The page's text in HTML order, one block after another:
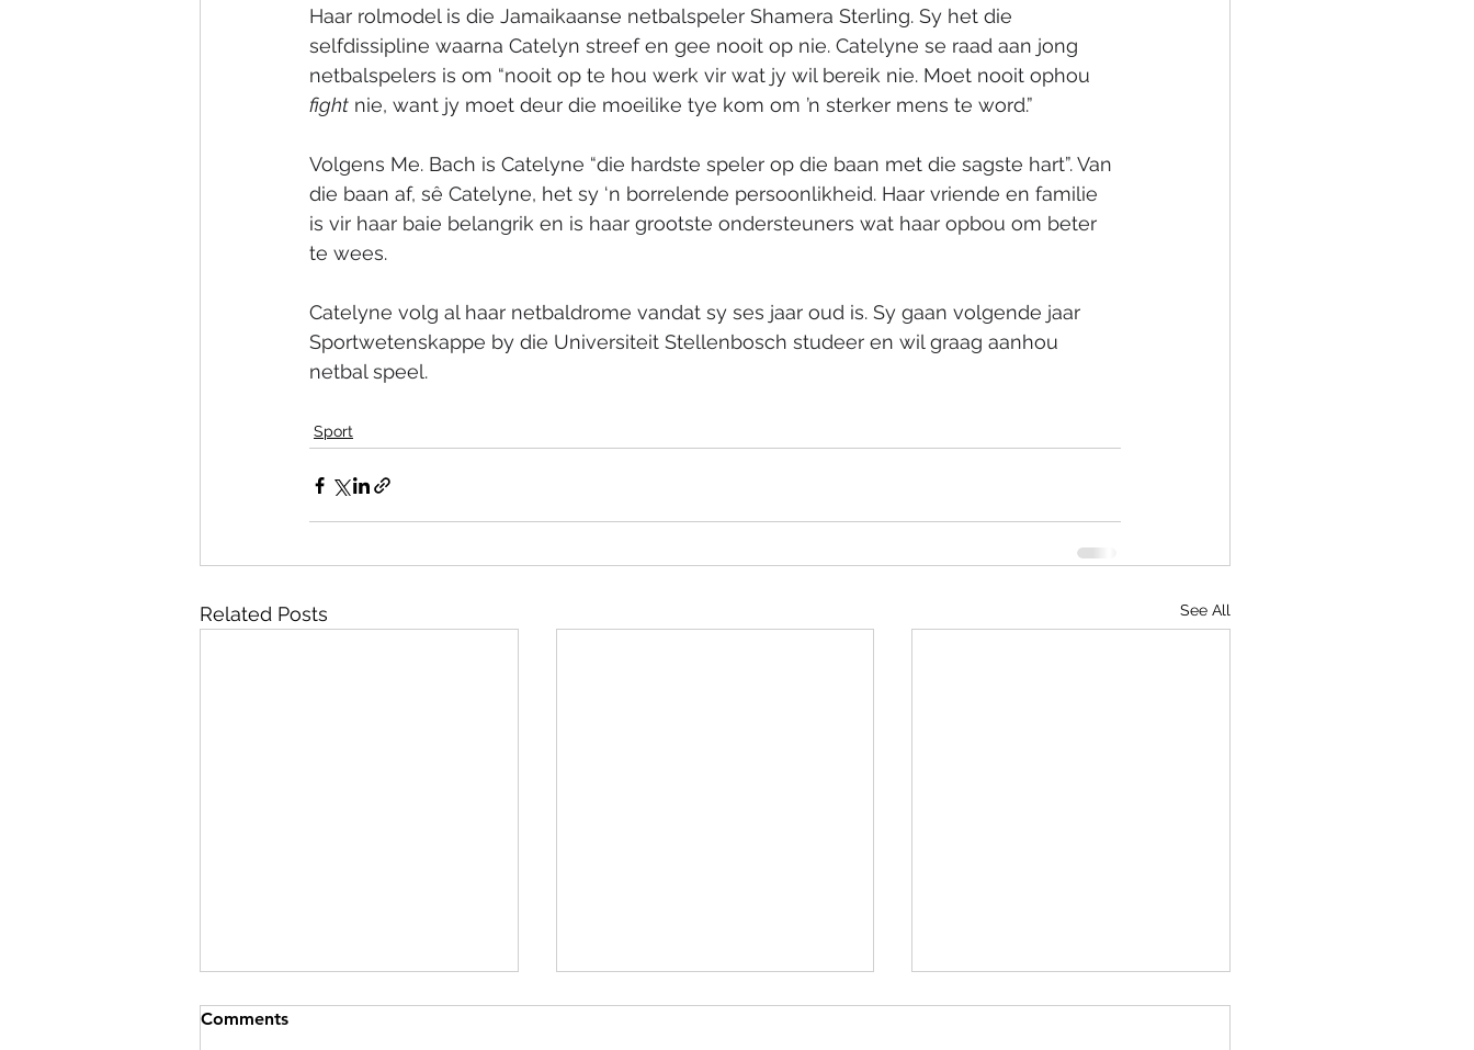
Haar rolmodel is die Jamaikaanse netbalspeler Shamera Sterling. Sy het die
selfdissipline waarna Catelyn streef en gee nooit op nie. Catelyne se raad aan jong
netbalspelers is om “nooit op te hou werk vir wat jy wil bereik nie. Moet nooit ophou
fight nie, want jy moet deur die moeilike tye kom om ’n sterker mens te word.”
Volgens Me. Bach is Catelyne “die hardste speler op die baan met die sagste hart”. Van
die baan af, sê Catelyne, het sy ‘n borrelende persoonlikheid. Haar vriende en familie
is vir haar baie belangrik en is haar grootste ondersteuners wat haar opbou om beter
te wees.
Catelyne volg al haar netbaldrome vandat sy ses jaar oud is. Sy gaan volgende jaar
Sportwetenskappe by die Universiteit Stellenbosch studeer en wil graag aanhou
netbal speel.
Sport
Related Posts See All
Comments